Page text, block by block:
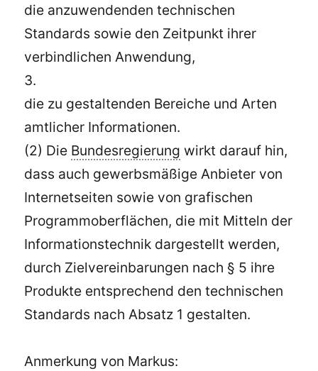
die anzuwendenden technischen
Standards sowie den Zeitpunkt ihrer
verbindlichen Anwendung,
3.
die zu gestaltenden Bereiche und Arten
amtlicher Informationen.
(2) Die Bundesregierung wirkt darauf hin,
dass auch gewerbsmäßige Anbieter von
Internetseiten sowie von grafischen
Programmoberflächen, die mit Mitteln der
Informationstechnik dargestellt werden,
durch Zielvereinbarungen nach § 5 ihre
Produkte entsprechend den technischen
Standards nach Absatz 1 gestalten.
Anmerkung von Markus: